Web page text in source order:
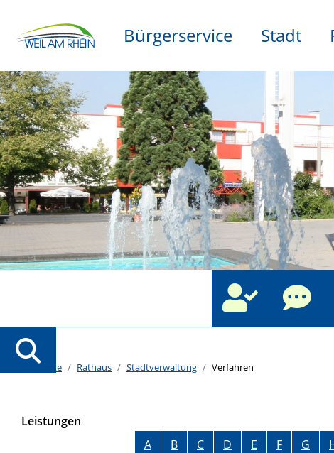
Bürgerservice Stadt
Startseite Rathaus Stadtverwaltung Verfahren
Leistungen
Alphabetisches Register überspringen
A B C D E F G